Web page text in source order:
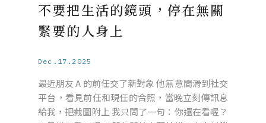
不要把生活的鏡頭，停在無關
緊要的人身上
Dec.17.2025
最近朋友 A 的前任交了新對象 他無意間滑到社交
平台，看見前任和現任的合照，當晚立刻傳訊息
給我，把截圖附上 我只問了一句：你還在看喔？